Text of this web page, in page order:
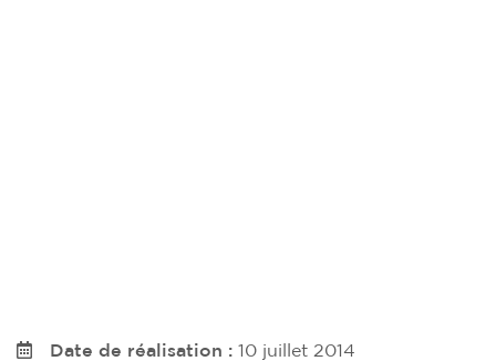
Date de réalisation : 10 juillet 2014